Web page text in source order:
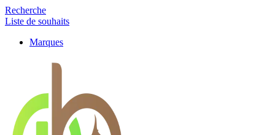
Recherche
Liste de souhaits
Marques